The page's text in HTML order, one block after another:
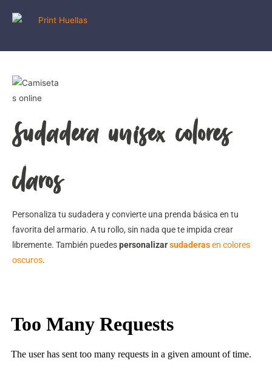
Sudadera unisex colores
claros
Personaliza tu sudadera y convierte una prenda básica en tu
favorita del armario. A tu rollo, sin nada que te impida crear
libremente. También puedespersonalizarsudaderasen colores
oscuros.